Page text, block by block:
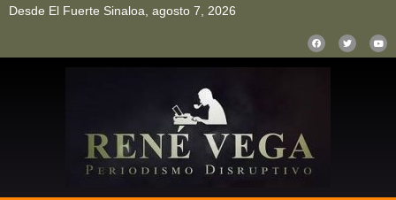
Desde El Fuerte Sinaloa, agosto 7, 2026